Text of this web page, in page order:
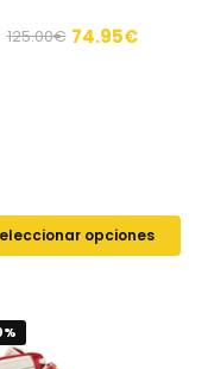
125.00€ 74.95€
opciones